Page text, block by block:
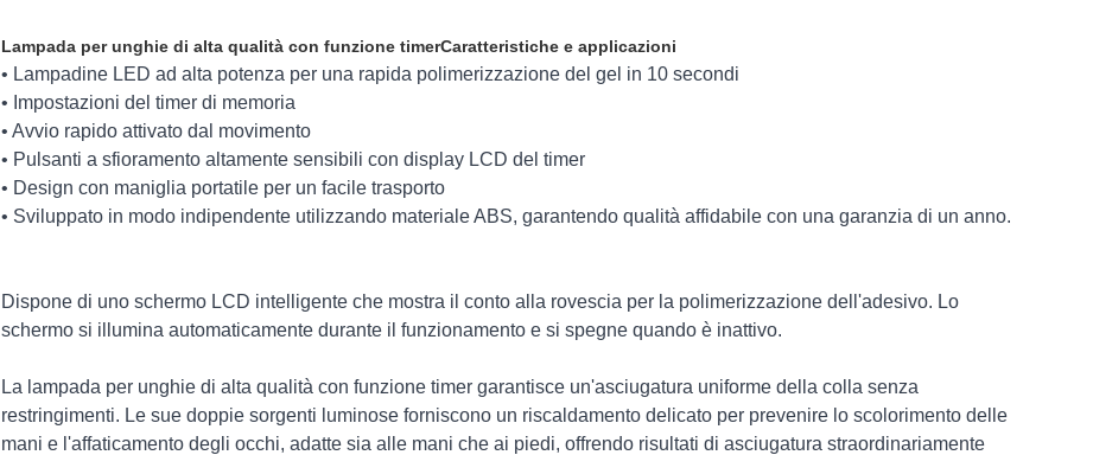
Lampada per unghie di alta qualità con funzione timerCaratteristiche e applicazioni
• Lampadine LED ad alta potenza per una rapida polimerizzazione del gel in 10 secondi
• Impostazioni del timer di memoria
• Avvio rapido attivato dal movimento
• Pulsanti a sfioramento altamente sensibili con display LCD del timer
• Design con maniglia portatile per un facile trasporto
• Sviluppato in modo indipendente utilizzando materiale ABS, garantendo qualità affidabile con una garanzia di un anno.
Dispone di uno schermo LCD intelligente che mostra il conto alla rovescia per la polimerizzazione dell'adesivo. Lo
schermo si illumina automaticamente durante il funzionamento e si spegne quando è inattivo.
La lampada per unghie di alta qualità con funzione timer garantisce un'asciugatura uniforme della colla senza
restringimenti. Le sue doppie sorgenti luminose forniscono un riscaldamento delicato per prevenire lo scolorimento delle
mani e l'affaticamento degli occhi, adatte sia alle mani che ai piedi, offrendo risultati di asciugatura straordinariamente